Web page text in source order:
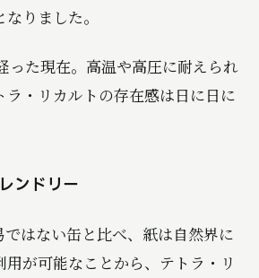
りました。
た現在。高温や高圧に耐えられ
ラ・リカルトの存在感は日に日に
ンドリー
はない缶と比べ、紙は自然界に
が可能なことから、テトラ・リ